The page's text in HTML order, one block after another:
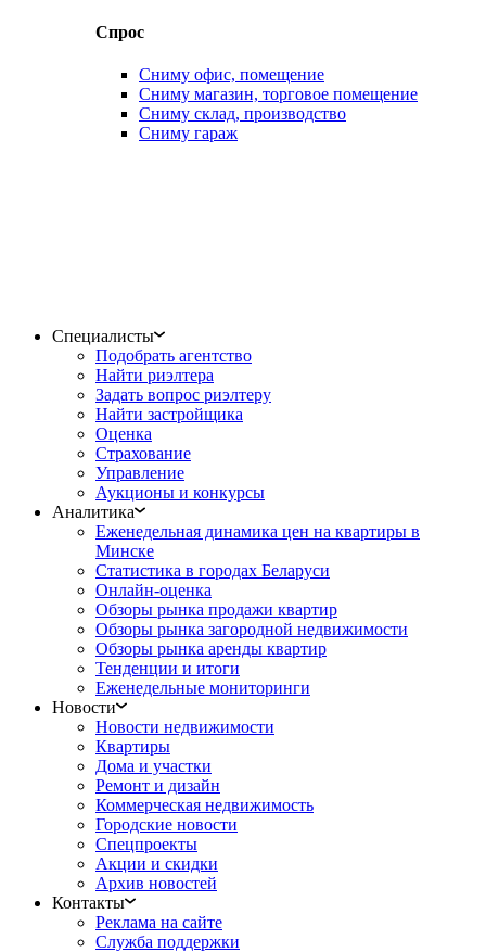
Спрос
Сниму офис, помещение
Сниму магазин, торговое помещение
Сниму склад, производство
Сниму гараж
Специалисты
Подобрать агентство
Найти риэлтера
Задать вопрос риэлтеру
Найти застройщика
Оценка
Страхование
Управление
Аукционы и конкурсы
Аналитика
Еженедельная динамика цен на квартиры в
Минске
Статистика в городах Беларуси
Онлайн-оценка
Обзоры рынка продажи квартир
Обзоры рынка загородной недвижимости
Обзоры рынка аренды квартир
Тенденции и итоги
Еженедельные мониторинги
Новости
Новости недвижимости
Квартиры
Дома и участки
Ремонт и дизайн
Коммерческая недвижимость
Городские новости
Спецпроекты
Акции и скидки
Архив новостей
Контакты
Реклама на сайте
Служба поддержки